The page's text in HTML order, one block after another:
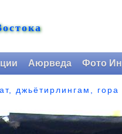
Аюрведа Фото
джьётирлингам,